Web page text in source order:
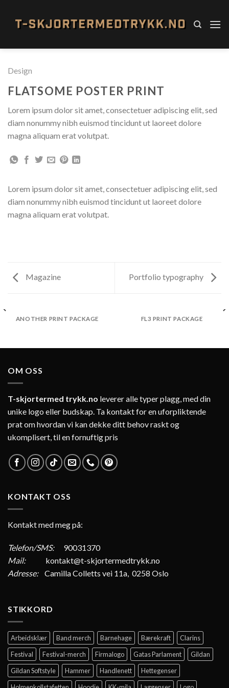
content
Design
FLATSOME POSTER PRINT
Lorem ipsum dolor sit amet, consectetuer adipiscing elit, sed
diam nonummy nibh euismod tincidunt ut laoreet dolore
magna aliquam erat volutpat.
Lorem ipsum dolor sit amet, consectetuer adipiscing elit, sed
diam nonummy nibh euismod tincidunt ut laoreet dolore
magna aliquam erat volutpat.
Magazine Portfolio typography
ANOTHER PRINT PACKAGE FL3 PRINT PACKAGE
OM OSS
T-skjortermed trykk.no leverer alle typer plagg, med din
unike logo eller budskap. Ta kontakt for en uforpliktende
prat om hvordan vi kan dekke ditt behov raskt og
ukomplisert, til en fornuftig pris
KONTAKT OSS
Kontakt med meg på:
Telefon/SMS:
90031370
Mail:
kontakt@t-skjortermedtrykk.no
Adresse: Camilla Colletts vei 11a, 0258 Oslo
STIKKORD
Arbeidsklær Band merch Barnehage Bærekraft
Clarins
Festival
Festival-merch Firmalogo Gatas Parlament
Gildan
Gildan Softstyle
Hammer Handlenett
Hettegenser